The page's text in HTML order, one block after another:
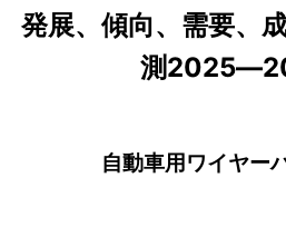
発展、傾向、需要、
測
自動車用ワイヤー